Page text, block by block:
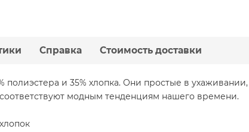
Справка Стоимость доставки
и 35% хлопка. Они простые в
модным тенденциям нашего времени.